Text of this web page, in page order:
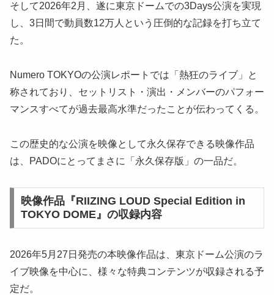
そして2026年2月、遂に東京ドームでの3Days公演を実現
し、3日間で動員数12万人という圧倒的な記録を打ち立て
た。
Numero TOKYOの公演レポートでは「熱狂のライブ」と
称されており、セットリスト・演出・メンバーのパフォー
マンスすべてが過去最高水準だったことが伝わってくる。
この歴史的な公演を映像として永久保存できる映像作品
は、PADOにとってまさに「永久保存版」の一品だ。
映像作品『RIIZING LOUD Special Edition in
TOKYO DOME』の収録内容
2026年5月27日発売の本映像作品は、東京ドーム公演のラ
イブ映像を中心に、様々な特典コンテンツが収録される予
定だ。